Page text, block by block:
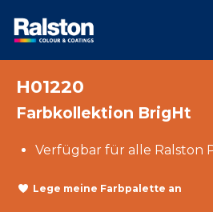
H01220
Farbkollektion BrigHt
Verfügbar für alle Ralston
Lege meine Farbpalette an